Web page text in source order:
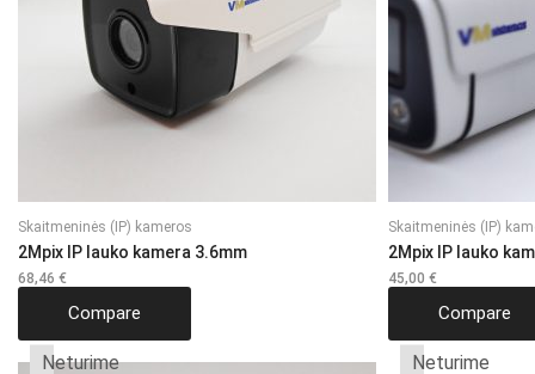
Skaitmeninės (IP) kameros
2Mpix IP lauko kamera 3.6mm
68,46 €
Compare
Skaitmeninės (IP)
2Mpix IP lauko
45,00 €
Compare
Neturime Neturime